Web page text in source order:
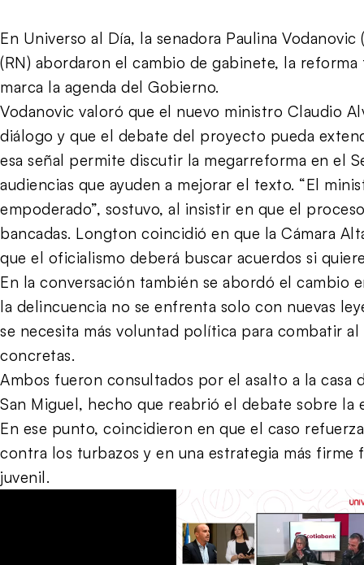
En Universo al Día, la senadora Paulina
(RN) abordaron el cambio de gabinete, la
marca la agenda del Gobierno.
Vodanovic valoró que el nuevo ministro Claudio
diálogo y que el debate del proyecto pueda
esa señal permite discutir la megarreforma en el
audiencias que ayuden a mejorar el texto. “El
empoderado”, sostuvo, al insistir en que el
bancadas. Longton coincidió en que la Cámara
que el oficialismo deberá buscar acuerdos si
En la conversación también se abordó el cambio
la delincuencia no se enfrenta solo con nuevas
se necesita más voluntad política para combatir
concretas.
Ambos fueron consultados por el asalto a la casa
San Miguel, hecho que reabrió el debate sobre la
En ese punto, coincidieron en que el caso
contra los turbazos y en una estrategia más firme
juvenil.